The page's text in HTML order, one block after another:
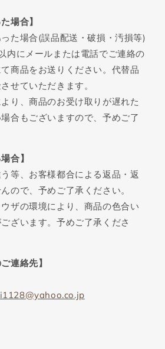
場合】
た場合(誤品配送・破損・汚損等)
内にメールまたは電話でご連絡の
商品をお送りください。代替品
せていただきます。
り、商品のお受け取りが遅れた
合もございますので、予めご了
合】
等、お客様都合による返品・返
ので、予めご了承ください。
ザの環境により、商品の色合い
ざいます。予めご了承くださ
連絡先】